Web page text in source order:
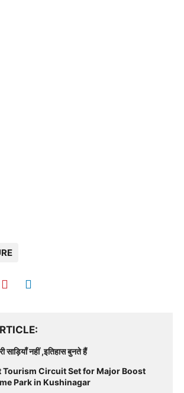
नहीं ,इतिहास बुनते हैं
Tourism Circuit Set for Major Boost
Park in Kushinagar